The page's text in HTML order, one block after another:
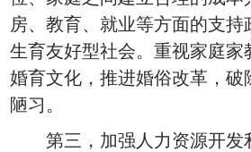
房、教育、就业等方面的支持
生育友好型社会。重视家庭家
婚育文化，推进婚俗改革，破
陋习。
第三，加强人力资源开发